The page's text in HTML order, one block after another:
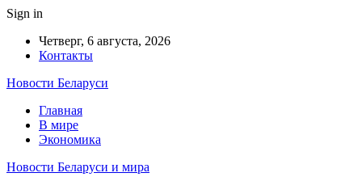
Sign in
Четверг, 6 августа, 2026
Контакты
Новости Беларуси
Главная
В мире
Экономика
Новости Беларуси и мира